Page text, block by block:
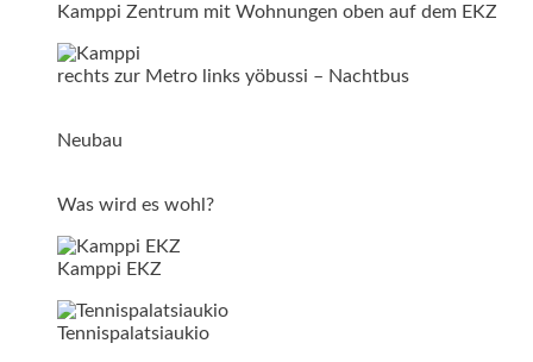
Kamppi Zentrum mit Wohnungen oben auf dem EKZ
rechts zur Metro links yöbussi – Nachtbus
Neubau
Was wird es wohl?
Kamppi EKZ
Tennispalatsiaukio